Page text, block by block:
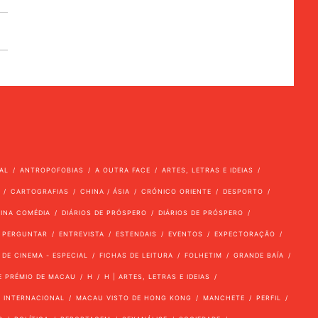
ANTROPOFOBIAS A OUTRA FACE ARTES, LETRAS E IDEIAS
CARTOGRAFIAS CHINA / ÁSIA CRÓNICO ORIENTE DESPORTO
COMÉDIA DIÁRIOS DE PRÓSPERO DIÁRIOS DE PRÓSPERO
ENTREVISTA ESTENDAIS EVENTOS EXPECTORAÇÃO
CINEMA - ESPECIAL FICHAS DE LEITURA FOLHETIM GRANDE BAÍA
PRÉMIO DE MACAU H H | ARTES, LETRAS E IDEIAS
INTERNACIONAL MACAU VISTO DE HONG KONG MANCHETE PERFIL